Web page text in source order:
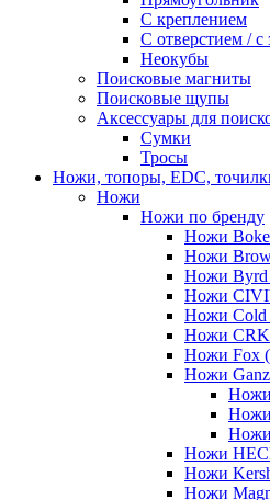
С креплением
С отверстием / с
Неокубы
Поисковые магниты
Поисковые щупы
Аксессуары для
Сумки
Тросы
Ножи, топоры, EDC,
Ножи
Ножи по бренду
Ножи
Ножи
Ножи
Ножи
Ножи
Ножи
Ножи Fox
Ножи
Ножи
Ножи
Ножи